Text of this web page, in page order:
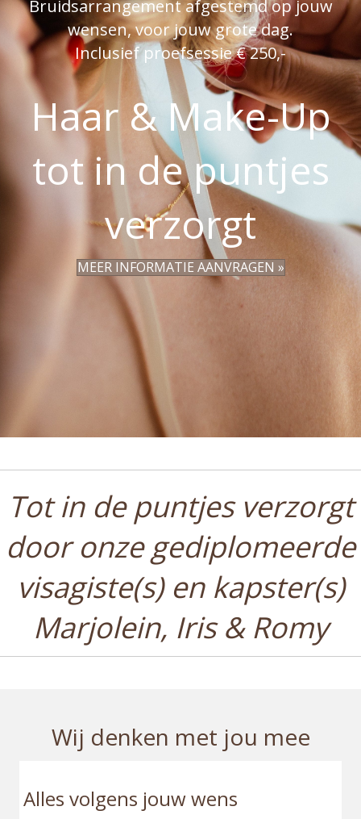
Bruidsarrangement afgestemd op jouw
wensen, voor jouw grote dag.
Inclusief proefsessie € 250,-
Haar & Make-Up
tot in de puntjes
verzorgt
MEER INFORMATIE AANVRAGEN »
Tot in de puntjes verzorgt
door onze gediplomeerde
visagiste(s) en kapster(s)
Marjolein, Iris & Romy
Wij denken met jou mee
Alles volgens jouw wens